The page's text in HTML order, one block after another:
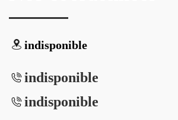
indisponible
indisponible
indisponible